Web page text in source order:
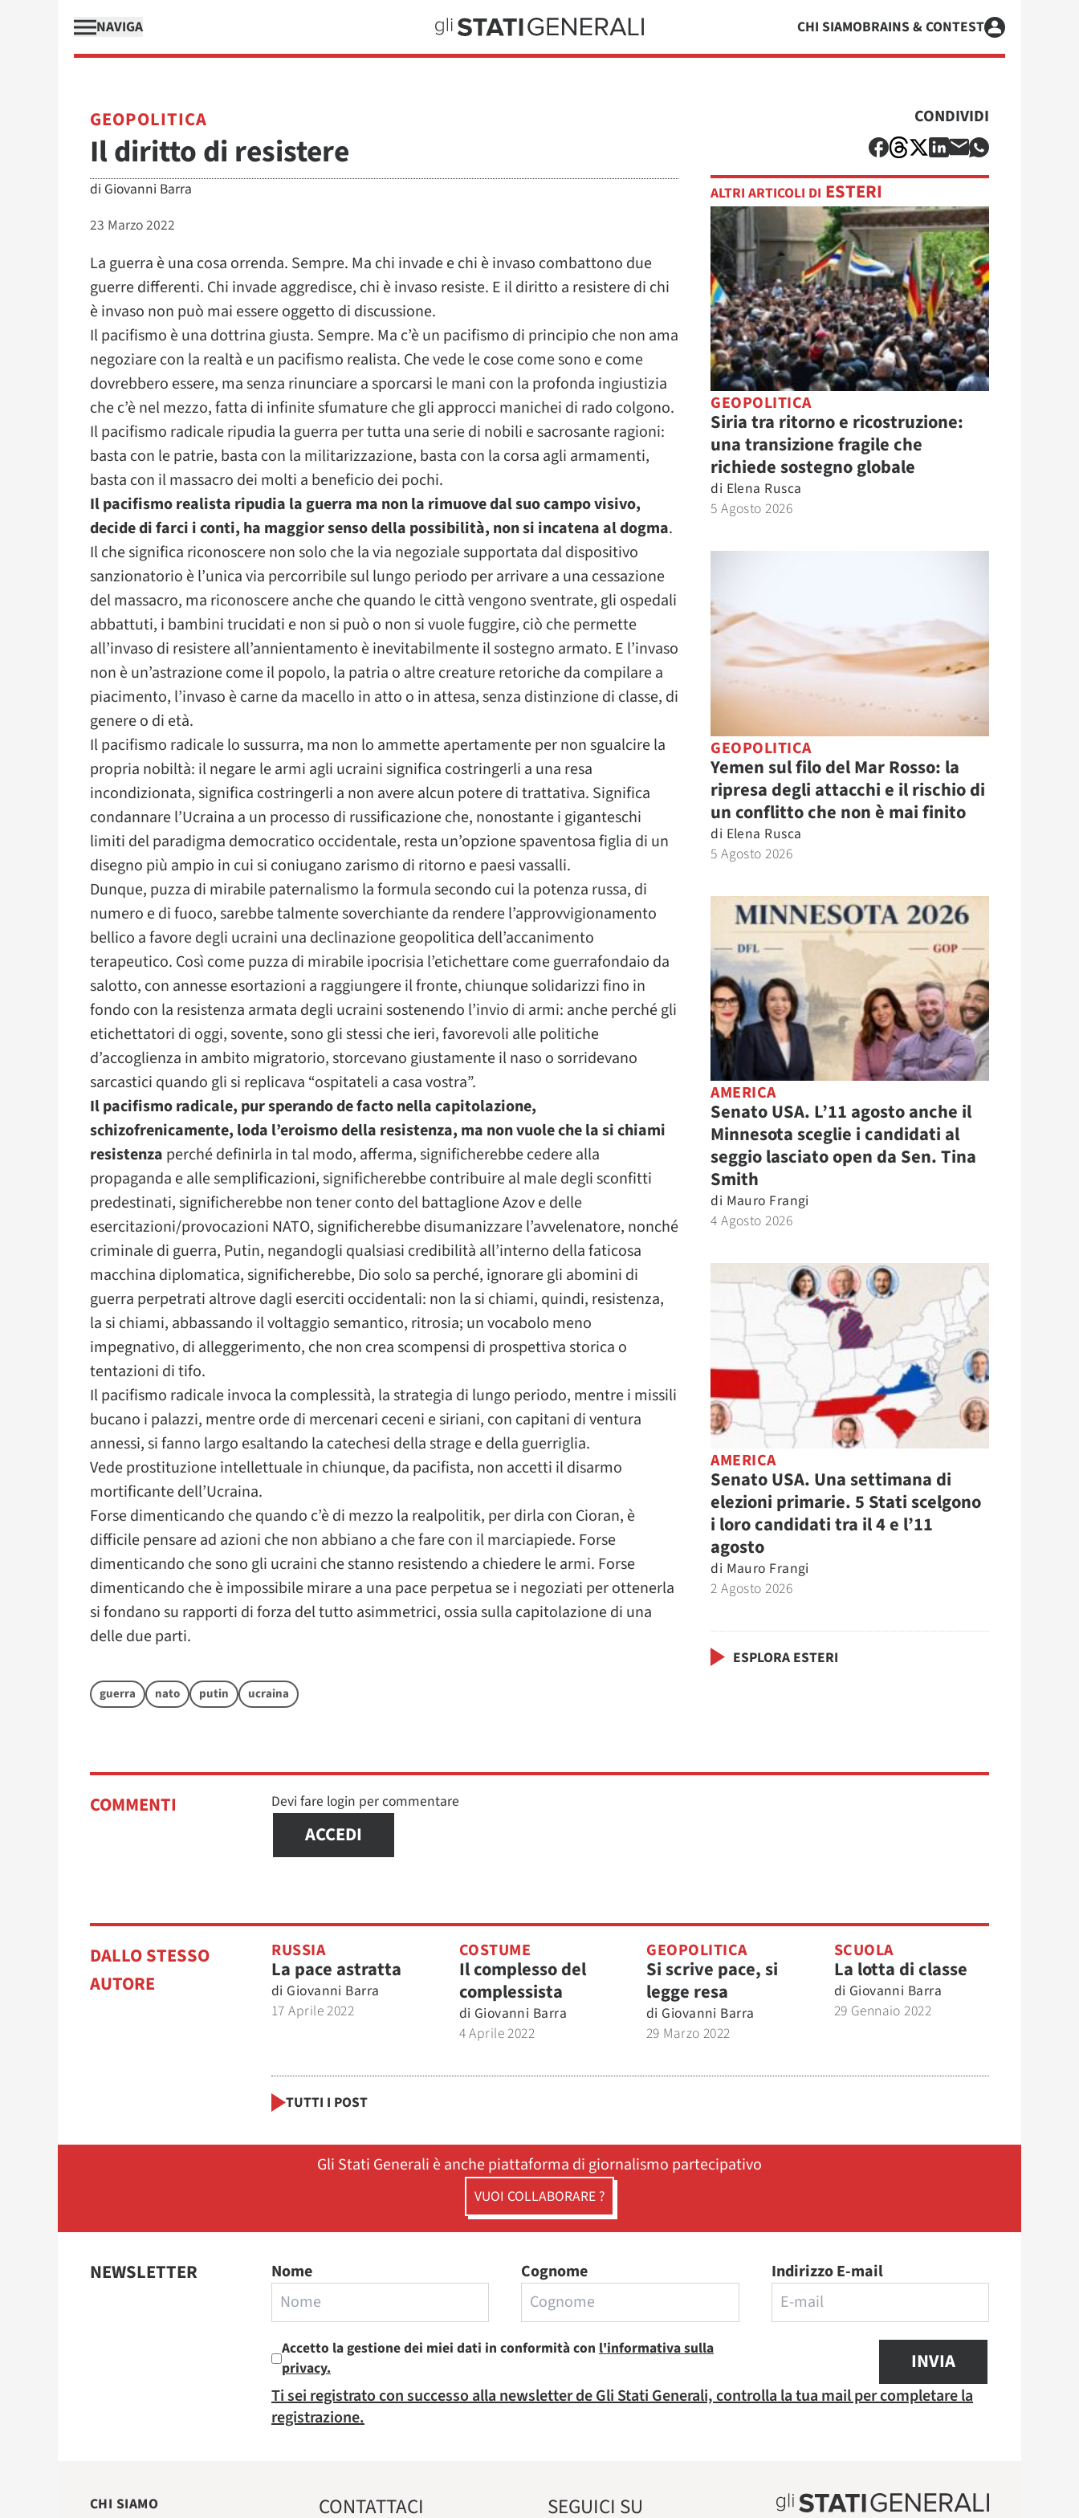
NAVIGA CHI SIAMOBRAINS & CONTEST
GEOPOLITICA
Il diritto di resistere
di Giovanni Barra
23 Marzo 2022
La guerra è una cosa orrenda. Sempre. Ma chi invade e chi è invaso combattono due
guerre differenti. Chi invade aggredisce, chi è invaso resiste. E il diritto a resistere di chi
è invaso non può mai essere oggetto di discussione.
Il pacifismo è una dottrina giusta. Sempre. Ma c’è un pacifismo di principio che non ama
negoziare con la realtà e un pacifismo realista. Che vede le cose come sono e come
dovrebbero essere, ma senza rinunciare a sporcarsi le mani con la profonda ingiustizia
che c’è nel mezzo, fatta di infinite sfumature che gli approcci manichei di rado colgono.
Il pacifismo radicale ripudia la guerra per tutta una serie di nobili e sacrosante ragioni:
basta con le patrie, basta con la militarizzazione, basta con la corsa agli armamenti,
basta con il massacro dei molti a beneficio dei pochi.
Il pacifismo realista ripudia la guerra ma non la rimuove dal suo campo visivo,
decide di farci i conti, ha maggior senso della possibilità, non si incatena al dogma.
Il che significa riconoscere non solo che la via negoziale supportata dal dispositivo
sanzionatorio è l’unica via percorribile sul lungo periodo per arrivare a una cessazione
del massacro, ma riconoscere anche che quando le città vengono sventrate, gli ospedali
abbattuti, i bambini trucidati e non si può o non si vuole fuggire, ciò che permette
all’invaso di resistere all’annientamento è inevitabilmente il sostegno armato. E l’invaso
non è un’astrazione come il popolo, la patria o altre creature retoriche da compilare a
piacimento, l’invaso è carne da macello in atto o in attesa, senza distinzione di classe, di
genere o di età.
Il pacifismo radicale lo sussurra, ma non lo ammette apertamente per non sgualcire la
propria nobiltà: il negare le armi agli ucraini significa costringerli a una resa
incondizionata, significa costringerli a non avere alcun potere di trattativa. Significa
condannare l’Ucraina a un processo di russificazione che, nonostante i giganteschi
limiti del paradigma democratico occidentale, resta un’opzione spaventosa figlia di un
disegno più ampio in cui si coniugano zarismo di ritorno e paesi vassalli.
Dunque, puzza di mirabile paternalismo la formula secondo cui la potenza russa, di
numero e di fuoco, sarebbe talmente soverchiante da rendere l’approvvigionamento
bellico a favore degli ucraini una declinazione geopolitica dell’accanimento
terapeutico. Così come puzza di mirabile ipocrisia l’etichettare come guerrafondaio da
salotto, con annesse esortazioni a raggiungere il fronte, chiunque solidarizzi fino in
fondo con la resistenza armata degli ucraini sostenendo l’invio di armi: anche perché gli
etichettatori di oggi, sovente, sono gli stessi che ieri, favorevoli alle politiche
d’accoglienza in ambito migratorio, storcevano giustamente il naso o sorridevano
sarcastici quando gli si replicava “ospitateli a casa vostra”.
Il pacifismo radicale, pur sperando de facto nella capitolazione,
schizofrenicamente, loda l’eroismo della resistenza, ma non vuole che la si chiami
resistenza perché definirla in tal modo, afferma, significherebbe cedere alla
propaganda e alle semplificazioni, significherebbe contribuire al male degli sconfitti
predestinati, significherebbe non tener conto del battaglione Azov e delle
esercitazioni/provocazioni NATO, significherebbe disumanizzare l’avvelenatore, nonché
criminale di guerra, Putin, negandogli qualsiasi credibilità all’interno della faticosa
macchina diplomatica, significherebbe, Dio solo sa perché, ignorare gli abomini di
guerra perpetrati altrove dagli eserciti occidentali: non la si chiami, quindi, resistenza,
la si chiami, abbassando il voltaggio semantico, ritrosia; un vocabolo meno
impegnativo, di alleggerimento, che non crea scompensi di prospettiva storica o
tentazioni di tifo.
Il pacifismo radicale invoca la complessità, la strategia di lungo periodo, mentre i missili
bucano i palazzi, mentre orde di mercenari ceceni e siriani, con capitani di ventura
annessi, si fanno largo esaltando la catechesi della strage e della guerriglia.
Vede prostituzione intellettuale in chiunque, da pacifista, non accetti il disarmo
mortificante dell’Ucraina.
Forse dimenticando che quando c’è di mezzo la realpolitik, per dirla con Cioran, è
difficile pensare ad azioni che non abbiano a che fare con il marciapiede. Forse
dimenticando che sono gli ucraini che stanno resistendo a chiedere le armi. Forse
dimenticando che è impossibile mirare a una pace perpetua se i negoziati per ottenerla
si fondano su rapporti di forza del tutto asimmetrici, ossia sulla capitolazione di una
delle due parti.
guerra nato putin ucraina
CONDIVIDI
ALTRI ARTICOLI DI ESTERI
GEOPOLITICA
Siria tra ritorno e ricostruzione:
una transizione fragile che
richiede sostegno globale
di Elena Rusca
5 Agosto 2026
GEOPOLITICA
Yemen sul filo del Mar Rosso: la
ripresa degli attacchi e il rischio di
un conflitto che non è mai finito
di Elena Rusca
5 Agosto 2026
AMERICA
Senato USA. L’11 agosto anche il
Minnesota sceglie i candidati al
seggio lasciato open da Sen. Tina
Smith
di Mauro Frangi
4 Agosto 2026
AMERICA
Senato USA. Una settimana di
elezioni primarie. 5 Stati scelgono
i loro candidati tra il 4 e l’11
agosto
di Mauro Frangi
2 Agosto 2026
ESPLORA ESTERI
COMMENTI Devi fare login per commentare
ACCEDI
DALLO STESSO
AUTORE
RUSSIA
La pace astratta
di Giovanni Barra
17 Aprile 2022
COSTUME
Il complesso del
complessista
di Giovanni Barra
4 Aprile 2022
GEOPOLITICA
Si scrive pace, si
legge resa
di Giovanni Barra
29 Marzo 2022
SCUOLA
La lotta di classe
di Giovanni Barra
29 Gennaio 2022
TUTTI I POST
Gli Stati Generali è anche piattaforma di giornalismo partecipativo
VUOI COLLABORARE ?
NEWSLETTER Nome Cognome Indirizzo E-mail
Accetto la gestione dei miei dati in conformità con l'informativa sulla
privacy.
INVIA
Ti sei registrato con successo alla newsletter de Gli Stati Generali, controlla la tua mail per completare la
registrazione.
CHI SIAMO
CONTATTACI SEGUICI SU